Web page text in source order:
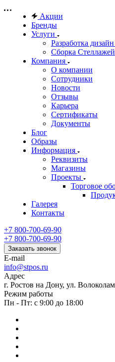
Акции
Бренды
Услуги
Разработка
Сборка Стеллажей
Компания
О компании
Сотрудники
Новости
Отзывы
Карьера
Сертификаты
Документы
Блог
Образы
Информация
Реквизиты
Магазины
Проекты
Торговое
Галерея
Контакты
+7 800-700-69-90
+7 800-700-69-90
Заказать звонок
E-mail
info@stpos.ru
Адрес
г. Ростов на Дону, ул.
Режим работы
Пн - Пт: с 9:00 до 18:00